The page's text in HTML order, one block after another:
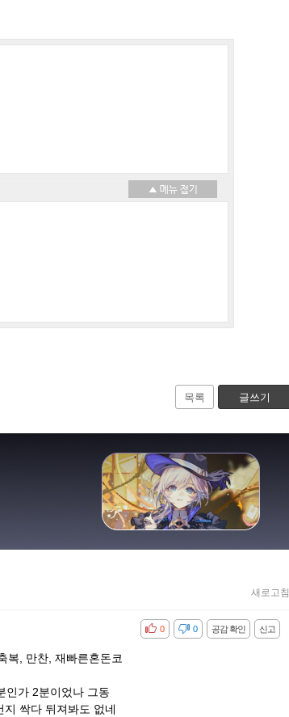
목록 글쓰기
새로고침
신고
공감 확인
비공감 0
0
복, 만찬, 재빠른혼돈코
인가 2분이었나 그동
싹다 뒤져봐도 없네